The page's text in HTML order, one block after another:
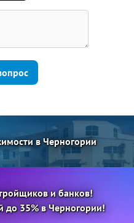
в Черногории
и банков!
до 35% в Черногории!